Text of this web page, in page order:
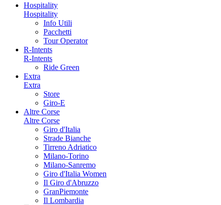
Hospitality
Hospitality
Info Utili
Pacchetti
Tour Operator
R-Intents
R-Intents
Ride Green
Extra
Extra
Store
Giro-E
Altre Corse
Altre Corse
Giro d'Italia
Strade Bianche
Tirreno Adriatico
Milano-Torino
Milano-Sanremo
Giro d'Italia Women
Il Giro d'Abruzzo
GranPiemonte
Il Lombardia